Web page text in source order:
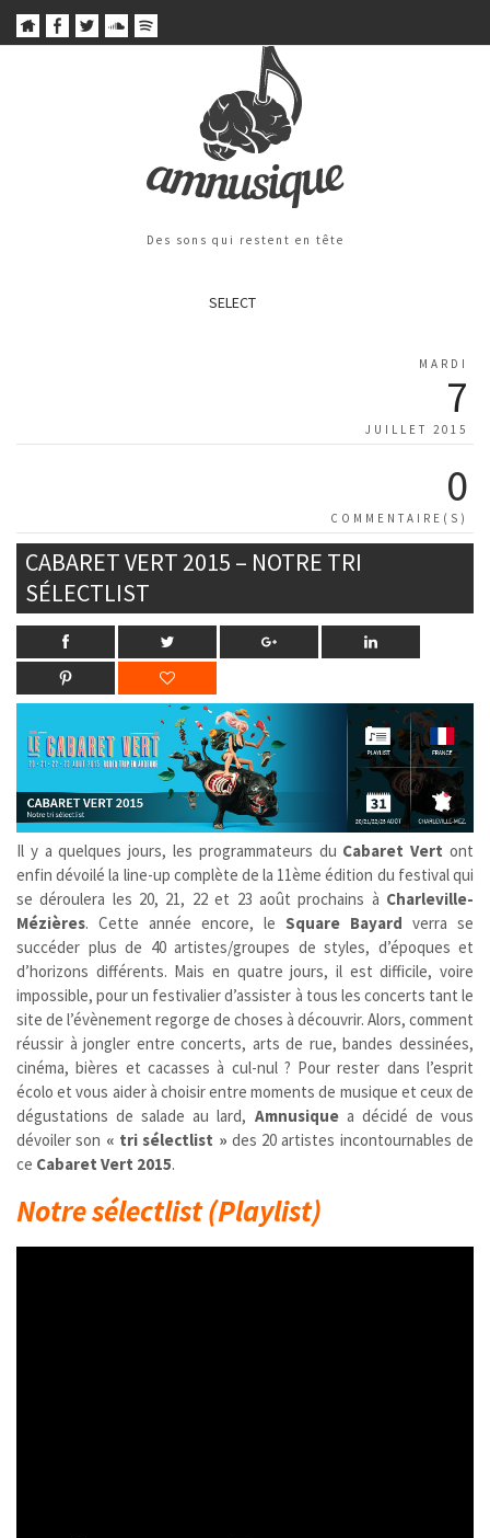
Des sons qui restent en tête
SELECT
MARDI
7
JUILLET 2015
0
COMMENTAIRE(S)
CABARET VERT 2015 – NOTRE TRI
SÉLECTLIST
Il y a quelques jours, les programmateurs du Cabaret Vert ont
enfin dévoilé la line-up complète de la 11ème édition du festival qui
se déroulera les 20, 21, 22 et 23 août prochains à Charleville-
Mézières. Cette année encore, le Square Bayard verra se
succéder plus de 40 artistes/groupes de styles, d’époques et
d’horizons différents. Mais en quatre jours, il est difficile, voire
impossible, pour un festivalier d’assister à tous les concerts tant le
site de l’évènement regorge de choses à découvrir. Alors, comment
réussir à jongler entre concerts, arts de rue, bandes dessinées,
cinéma, bières et cacasses à cul-nul ? Pour rester dans l’esprit
écolo et vous aider à choisir entre moments de musique et ceux de
dégustations de salade au lard, Amnusiquea décidé de vous
dévoiler son « tri sélectlist » des 20 artistes incontournables de
ce Cabaret Vert 2015.
Notre sélectlist (Playlist)